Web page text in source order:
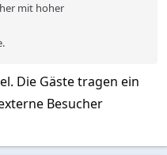
mit hoher
Die Gäste tragen ein
Besucher